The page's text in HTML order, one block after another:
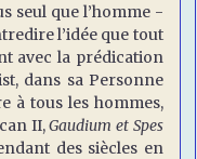
seul que l’homme -
l’idée que tout
avec la prédication
dans sa Personne
à tous les hommes,
II,Gaudium et Spes
des siècles en